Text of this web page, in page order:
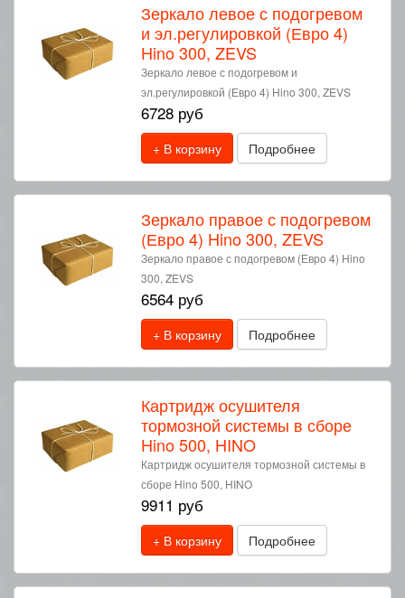
Зеркало левое с подогревом
и эл.регулировкой (Евро 4)
Hino 300, ZEVS
Зеркало левое с подогревом и
эл.регулировкой (Евро 4) Hino 300, ZEVS
6728 руб
+ В корзину Подробнее
Зеркало правое с подогревом
(Евро 4) Hino 300, ZEVS
Зеркало правое с подогревом (Евро 4) Hino
300, ZEVS
6564 руб
+ В корзину Подробнее
Картридж осушителя
тормозной системы в сборе
Hino 500, HINO
Картридж осушителя тормозной системы в
сборе Hino 500, HINO
9911 руб
+ В корзину Подробнее